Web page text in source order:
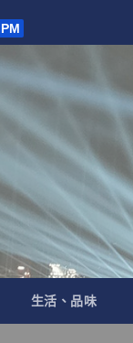
生活、品味